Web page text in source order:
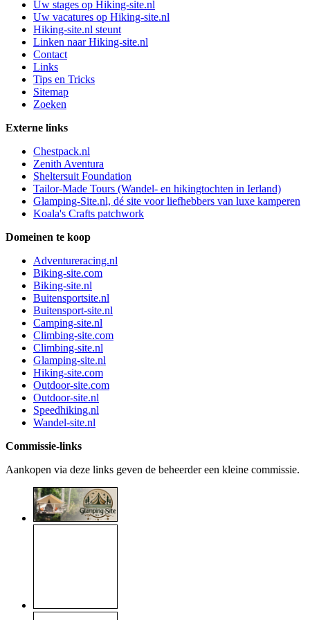
Uw stages op Hiking-site.nl
Uw vacatures op Hiking-site.nl
Hiking-site.nl steunt
Linken naar Hiking-site.nl
Contact
Links
Tips en Tricks
Sitemap
Zoeken
Externe links
Chestpack.nl
Zenith Aventura
Sheltersuit Foundation
Tailor-Made Tours (Wandel- en hikingtochten in Ierland)
Glamping-Site.nl, dé site voor liefhebbers van luxe kamperen
Koala's Crafts patchwork
Domeinen te koop
Adventureracing.nl
Biking-site.com
Biking-site.nl
Buitensportsite.nl
Buitensport-site.nl
Camping-site.nl
Climbing-site.com
Climbing-site.nl
Glamping-site.nl
Hiking-site.com
Outdoor-site.com
Outdoor-site.nl
Speedhiking.nl
Wandel-site.nl
Commissie-links
Aankopen via deze links geven de beheerder een kleine commissie.